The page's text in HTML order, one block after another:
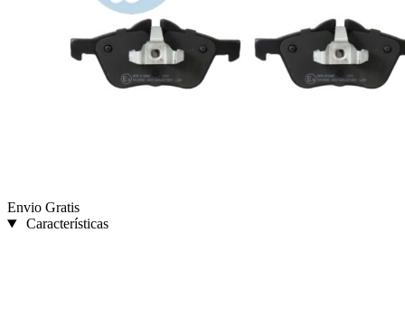
Envio Gratis
Características